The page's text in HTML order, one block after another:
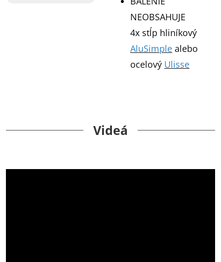
NEOBSAHUJE
4x stĺp hliníkový
AluSimple alebo
ocelový Ulisse
Videá